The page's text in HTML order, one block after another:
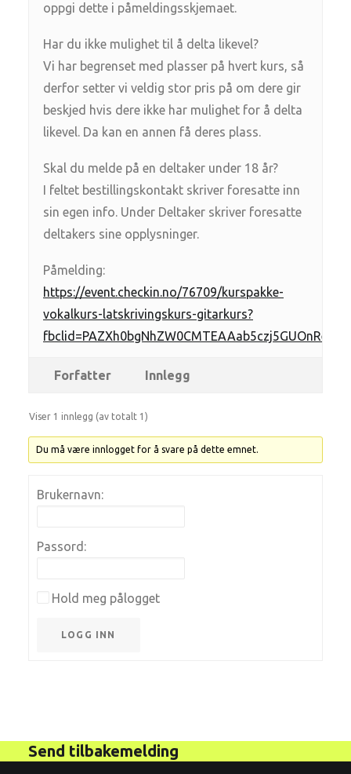
oppgi dette i påmeldingsskjemaet.
Har du ikke mulighet til å delta likevel?
Vi har begrenset med plasser på hvert kurs, så
derfor setter vi veldig stor pris på om dere gir
beskjed hvis dere ikke har mulighet for å delta
likevel. Da kan en annen få deres plass.
Skal du melde på en deltaker under 18 år?
I feltet bestillingskontakt skriver foresatte inn
sin egen info. Under Deltaker skriver foresatte
deltakers sine opplysninger.
Påmelding:
https://event.checkin.no/76709/kurspakke-
vokalkurs-latskrivingskurs-gitarkurs?
Forfatter Innlegg
Viser 1 innlegg (av totalt 1)
Du må være innlogget for å svare på dette emnet.
Brukernavn:
Passord:
Hold meg pålogget
LOGG INN
Send tilbakemelding